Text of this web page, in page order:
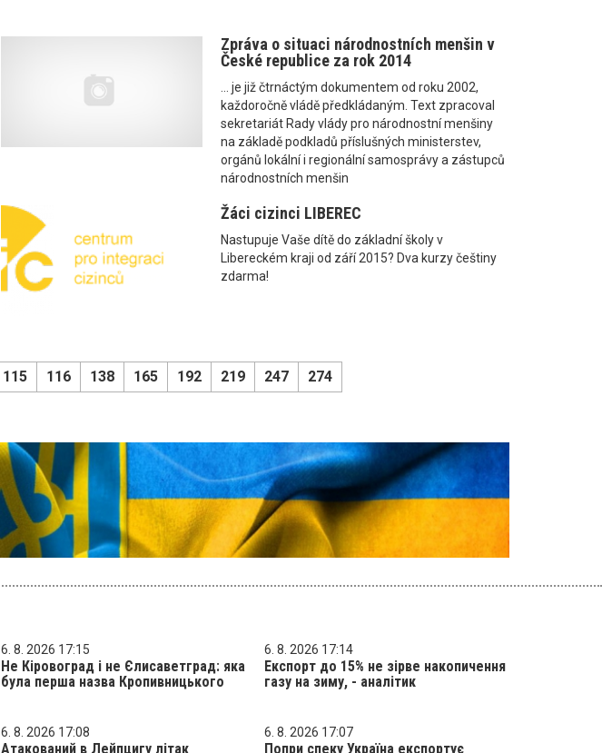
Zpráva o situaci národnostních menšin v
České republice za rok 2014
... je již čtrnáctým dokumentem od roku 2002,
každoročně vládě předkládaným. Text zpracoval
sekretariát Rady vlády pro národnostní menšiny
na základě podkladů příslušných ministerstev,
orgánů lokální i regionální samosprávy a zástupců
národnostních menšin
Žáci cizinci LIBEREC
Nastupuje Vaše dítě do základní školy v
Libereckém kraji od září 2015? Dva kurzy češtiny
zdarma!
115 116 138 165 192 219 247 274
6. 8. 2026 17:15
Не Кіровоград і не Єлисаветград: яка
була перша назва Кропивницького
6. 8. 2026 17:14
Експорт до 15% не зірве накопичення
газу на зиму, - аналітик
6. 8. 2026 17:08
Атакований в Лейпцигу літак
6. 8. 2026 17:07
Попри спеку Україна експортує